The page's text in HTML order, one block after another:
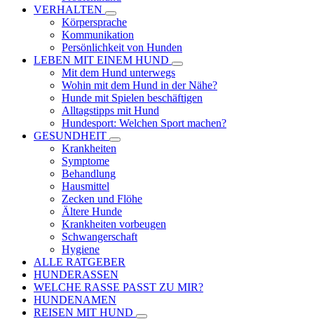
VERHALTEN
Körpersprache
Kommunikation
Persönlichkeit von Hunden
LEBEN MIT EINEM HUND
Mit dem Hund unterwegs
Wohin mit dem Hund in der Nähe?
Hunde mit Spielen beschäftigen
Alltagstipps mit Hund
Hundesport: Welchen Sport machen?
GESUNDHEIT
Krankheiten
Symptome
Behandlung
Hausmittel
Zecken und Flöhe
Ältere Hunde
Krankheiten vorbeugen
Schwangerschaft
Hygiene
ALLE RATGEBER
HUNDERASSEN
WELCHE RASSE PASST ZU MIR?
HUNDENAMEN
REISEN MIT HUND